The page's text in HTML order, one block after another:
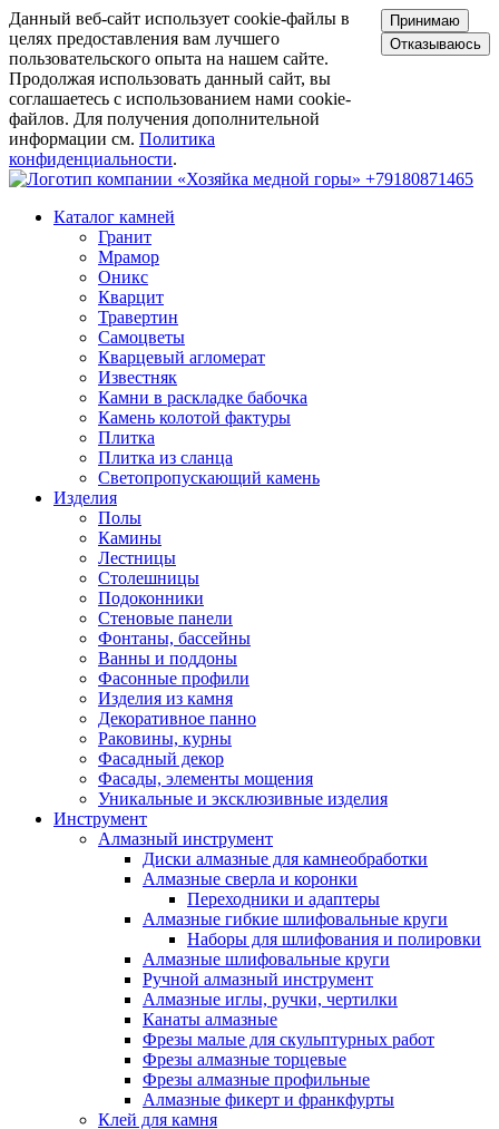
Данный веб-сайт использует cookie-файлы в
целях предоставления вам лучшего
пользовательского опыта на нашем сайте.
Продолжая использовать данный сайт, вы
соглашаетесь с использованием нами cookie-
файлов. Для получения дополнительной
информации см. Политика
конфиденциальности.
Принимаю
Отказываюсь
+79180871465
Каталог камней
Гранит
Мрамор
Оникс
Кварцит
Травертин
Самоцветы
Кварцевый агломерат
Известняк
Камни в раскладке бабочка
Камень колотой фактуры
Плитка
Плитка из сланца
Светопропускающий камень
Изделия
Полы
Камины
Лестницы
Столешницы
Подоконники
Стеновые панели
Фонтаны, бассейны
Ванны и поддоны
Фасонные профили
Изделия из камня
Декоративное панно
Раковины, курны
Фасадный декор
Фасады, элементы мощения
Уникальные и эксклюзивные изделия
Инструмент
Алмазный инструмент
Диски алмазные для камнеобработки
Алмазные сверла и коронки
Переходники и адаптеры
Алмазные гибкие шлифовальные круги
Наборы для шлифования и полировки
Алмазные шлифовальные круги
Ручной алмазный инструмент
Алмазные иглы, ручки, чертилки
Канаты алмазные
Фрезы малые для скульптурных работ
Фрезы алмазные торцевые
Фрезы алмазные профильные
Алмазные фикерт и франкфурты
Клей для камня